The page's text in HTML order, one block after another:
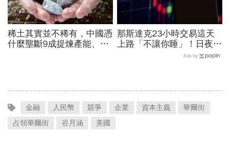
稀土其實並不稀有，中國憑
什麼壟斷9成提煉產能、掐
那斯達克23小時交易這天
上路「不讓你睡」！日夜盤
時間、新舊制差異…圈內人
Ads by
金融 人民幣 競爭 企業 資本主義
華爾街
占領華爾街
谷月涵 美國